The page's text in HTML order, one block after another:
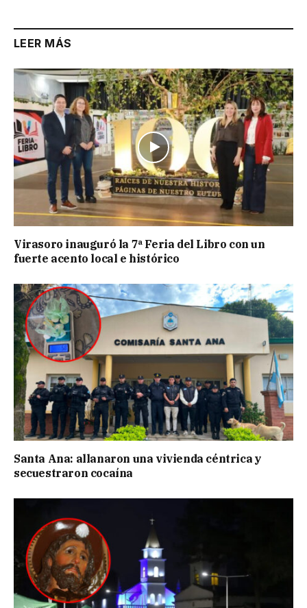
LEER MÁS
Virasoro inauguró la 7ª Feria del Libro con un
fuerte acento local e histórico
Santa Ana: allanaron una vivienda céntrica y
secuestraron cocaína